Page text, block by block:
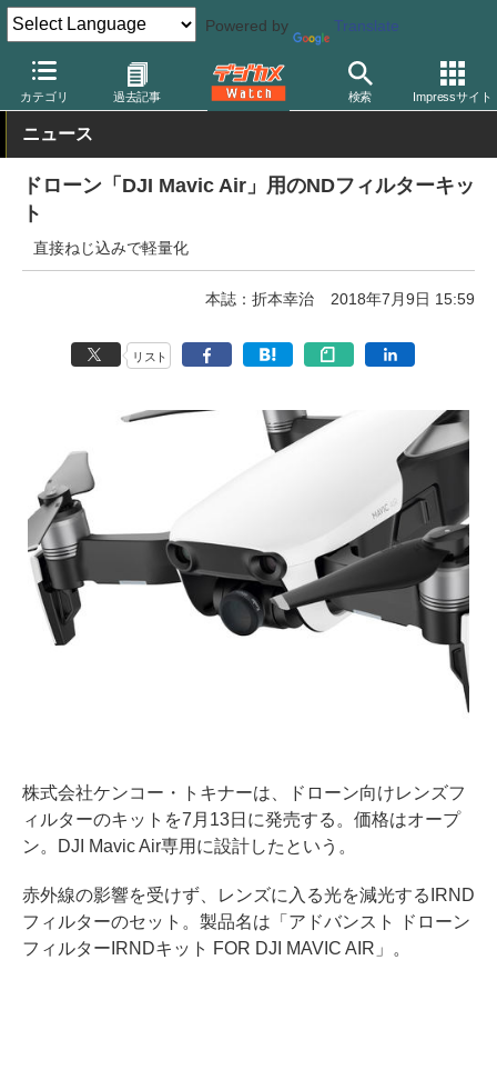
Powered by Translate
カテゴリ 過去記事 検索 Impressサイト
デジカメ Watch レンズ レンズフィルター ケンコー
ニュース
ドローン「DJI Mavic Air」用のNDフィルターキッ
ト
直接ねじ込みで軽量化
本誌：折本幸治 2018年7月9日 15:59
リスト
株式会社ケンコー・トキナーは、ドローン向けレンズフ
ィルターのキットを7月13日に発売する。価格はオープ
ン。DJI Mavic Air専用に設計したという。
赤外線の影響を受けず、レンズに入る光を減光するIRND
フィルターのセット。製品名は「アドバンスト ドローン
フィルターIRNDキット FOR DJI MAVIC AIR」。